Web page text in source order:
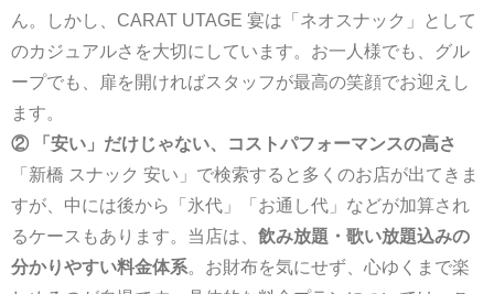
ん。しかし、CARAT UTAGE 宴は「ネオスナック」として
のカジュアルさを大切にしています。お一人様でも、グル
ープでも、扉を開ければスタッフが最高の笑顔でお迎えし
ます。
② 「安い」だけじゃない、コストパフォーマンスの高さ
「新橋 スナック 安い」で検索すると多くのお店が出てきま
すが、中には後から「氷代」「お通し代」などが加算され
るケースもあります。当店は、 飲み放題・歌い放題込みの
分かりやすい料金体系。お財布を気にせず、心ゆくまで楽